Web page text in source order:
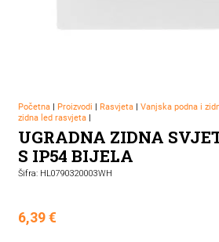
Početna| Proizvodi | Rasvjeta| Vanjska podna i
zidna led rasvjeta|
UGRADNA ZIDNA
S IP54 BIJELA
Šifra: HL0790320003WH
6,39€